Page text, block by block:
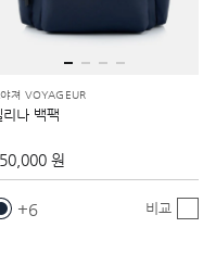
야져 VOYAGEUR
리나 백팩
원
6 비교